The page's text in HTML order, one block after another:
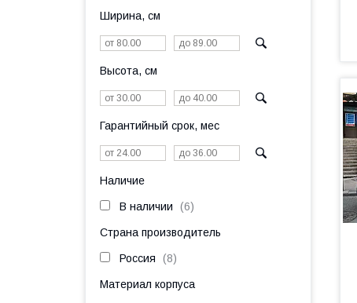
Ширина, см
Высота, см
Гарантийный срок, мес
Наличие
В наличии 6
Страна производитель
Россия 8
Материал корпуса